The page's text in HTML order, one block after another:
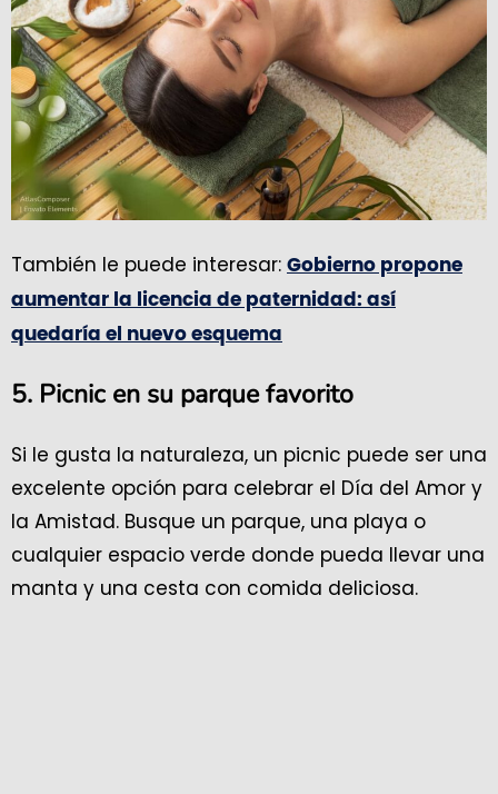
También le puede interesar: Gobierno propone
aumentar la licencia de paternidad: así
quedaría el nuevo esquema
5. Picnic en su parque favorito
Si le gusta la naturaleza, un picnic puede ser una
excelente opción para celebrar el Día del Amor y
la Amistad. Busque un parque, una playa o
cualquier espacio verde donde pueda llevar una
manta y una cesta con comida deliciosa.